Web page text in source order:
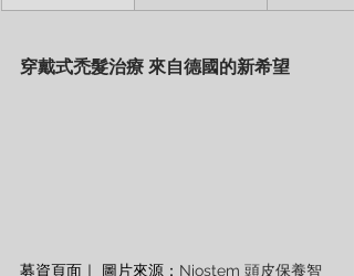
穿戴式禿髮治療 來自德國的新希望
募資頁面｜ 圖片來源： Niostem 頭皮保養智